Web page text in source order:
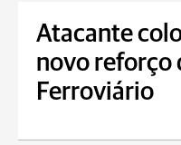
Atacante
novo reforço
Ferroviário